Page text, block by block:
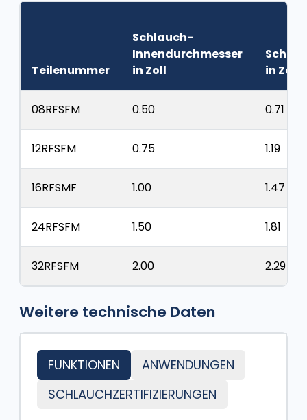
Teilenummer
Schlauch-
Innendurchmesser
in Zoll
in Zoll
08RFSFM 0.50 0.71
12RFSFM 0.75 1.19
16RFSMF 1.00 1.47
24RFSFM 1.50 1.81
32RFSFM 2.00 2.29
Weitere technische Daten
FUNKTIONEN
ANWENDUNGEN
SCHLAUCHZERTIFIZIERUNGEN